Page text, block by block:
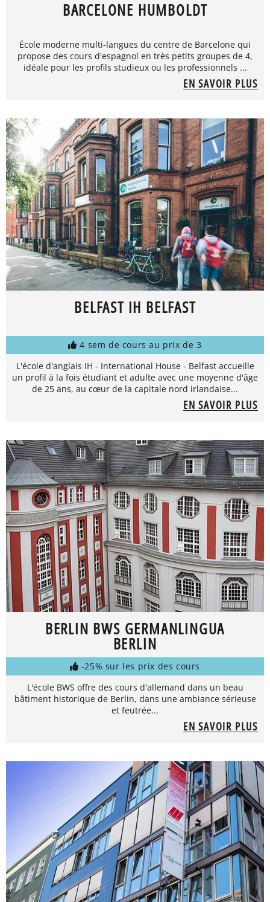
BARCELONE HUMBOLDT
École moderne multi-langues du centre de Barcelone qui
propose des cours d'espagnol en très petits groupes de 4,
idéale pour les profils studieux ou les professionnels ...
EN SAVOIR PLUS
BELFAST IH BELFAST
4 sem de cours au prix de 3
L'école d'anglais IH - International House - Belfast accueille
un profil à la fois étudiant et adulte avec une moyenne d'âge
de 25 ans, au cœur de la capitale nord irlandaise...
EN SAVOIR PLUS
BERLIN BWS GERMANLINGUA
BERLIN
-25% sur les prix des cours
L'école BWS offre des cours d'allemand dans un beau
bâtiment historique de Berlin, dans une ambiance sérieuse
et feutrée...
EN SAVOIR PLUS